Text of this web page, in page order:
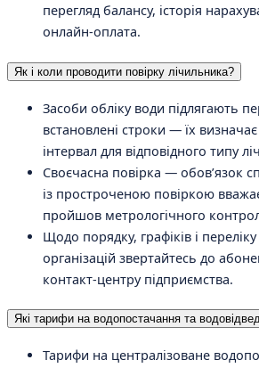
перегляд балансу, історія
онлайн-оплата.
Як і коли проводити повірку лічильника?
Засоби обліку води підлягають
встановлені строки — їх
інтервал для відповідного типу
Своєчасна повірка — обовʼязок
із простроченою повіркою
пройшов метрологічного
Щодо порядку, графіків і
організацій звертайтесь до
контакт-центру підприємства.
Які тарифи на водопостачання та
Тарифи на централізоване